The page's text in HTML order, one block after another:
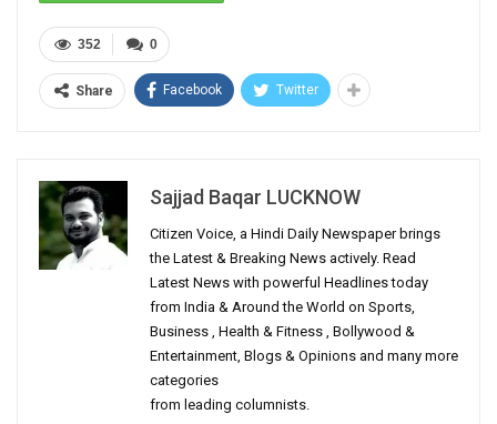
0
352
Share Facebook Twitter
Sajjad Baqar LUCKNOW
Citizen Voice, a Hindi Daily Newspaper brings
the Latest & Breaking News actively. Read
Latest News with powerful Headlines today
from India & Around the World on Sports,
Business , Health & Fitness , Bollywood &
Entertainment, Blogs & Opinions and many more
categories
from leading columnists.